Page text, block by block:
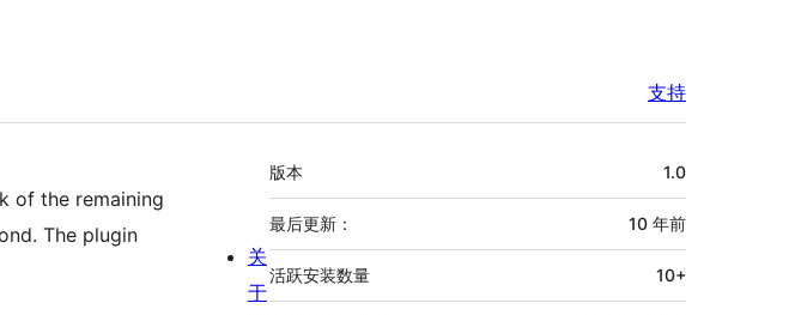
支持
of the remaining
The plugin
额
外
信
息
版本 1.0
最后更新： 10 年前
活跃安装数量 10+
关
于